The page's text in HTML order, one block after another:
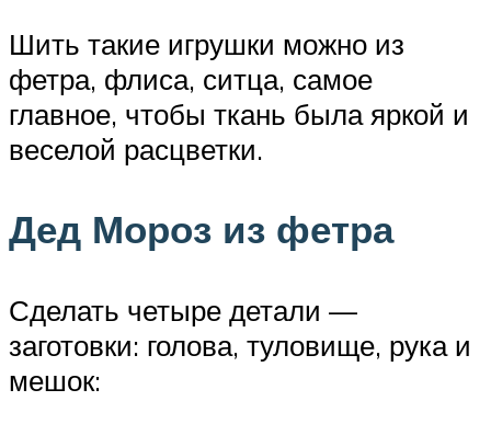
Шить такие игрушки можно из
фетра, флиса, ситца, самое
главное, чтобы ткань была яркой и
веселой расцветки.
Дед Мороз из фетра
Сделать четыре детали —
заготовки: голова, туловище, рука и
мешок: